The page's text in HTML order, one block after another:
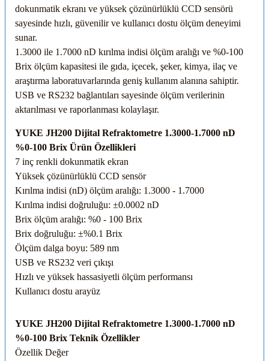
dokunmatik ekranı ve yüksek çözünürlüklü CCD sensörü
sayesinde hızlı, güvenilir ve kullanıcı dostu ölçüm deneyimi
sunar.
1.3000 ile 1.7000 nD kırılma indisi ölçüm aralığı ve %0-100
Brix ölçüm kapasitesi ile gıda, içecek, şeker, kimya, ilaç ve
araştırma laboratuvarlarında geniş kullanım alanına sahiptir.
USB ve RS232 bağlantıları sayesinde ölçüm verilerinin
aktarılması ve raporlanması kolaylaşır.
YUKE JH200 Dijital Refraktometre 1.3000-1.7000 nD
%0-100 Brix Ürün Özellikleri
7 inç renkli dokunmatik ekran
Yüksek çözünürlüklü CCD sensör
Kırılma indisi (nD) ölçüm aralığı: 1.3000 - 1.7000
Kırılma indisi doğruluğu: ±0.0002 nD
Brix ölçüm aralığı: %0 - 100 Brix
Brix doğruluğu: ±%0.1 Brix
Ölçüm dalga boyu: 589 nm
USB ve RS232 veri çıkışı
Hızlı ve yüksek hassasiyetli ölçüm performansı
Kullanıcı dostu arayüz
YUKE JH200 Dijital Refraktometre 1.3000-1.7000 nD
%0-100 Brix Teknik Özellikler
Özellik Değer